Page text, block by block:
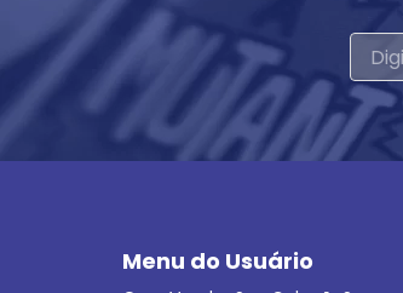
Menu do Usuário